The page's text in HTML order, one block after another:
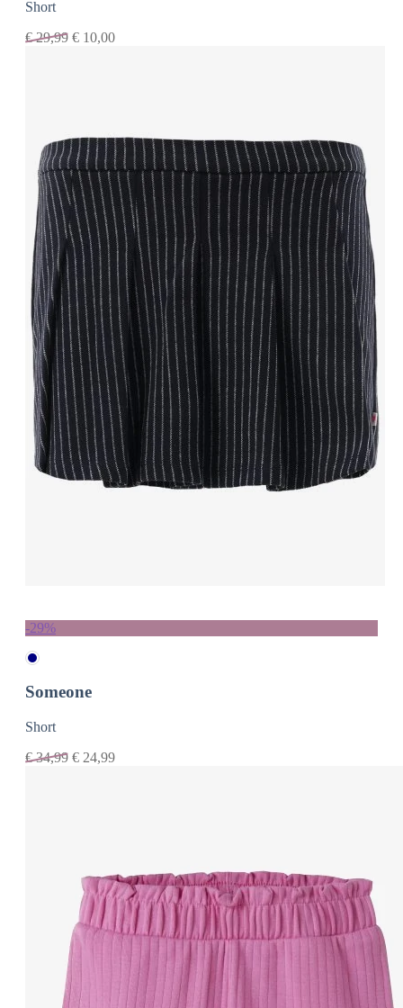
Short
€29,99 € 10,00
-29%
Someone
Short
€34,99 € 24,99